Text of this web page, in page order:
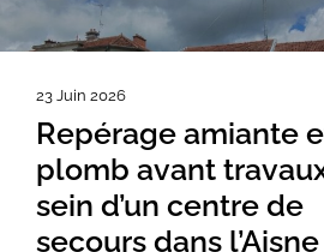
23 Juin 2026
Repérage amiante
plomb avant
sein d’un centre de
secours dans l’Aisne